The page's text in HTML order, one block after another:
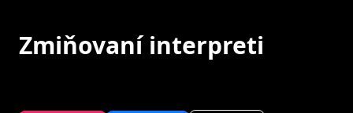
Zmiňovaní interpreti